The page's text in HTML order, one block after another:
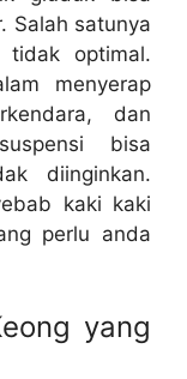
Salah satunya
tidak optimal.
menyerap
dan
bisa
diinginkan.
kaki kaki
perlu anda
yang